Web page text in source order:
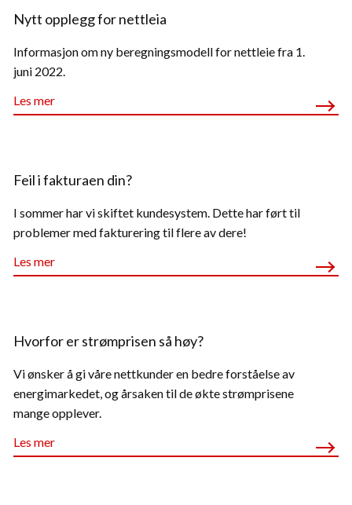
Nytt opplegg for nettleia
Informasjon om ny beregningsmodell for nettleie fra 1.
juni 2022.
Les mer
Feil i fakturaen din?
I sommer har vi skiftet kundesystem. Dette har ført til
problemer med fakturering til flere av dere!
Les mer
Hvorfor er strømprisen så høy?
Vi ønsker å gi våre nettkunder en bedre forståelse av
energimarkedet, og årsaken til de økte strømprisene
mange opplever.
Les mer